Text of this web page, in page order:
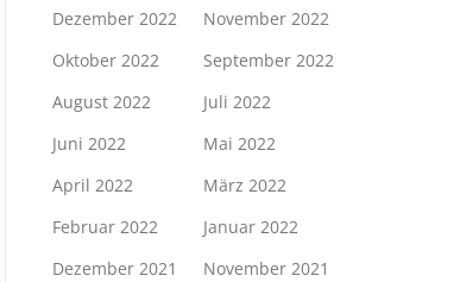
Dezember 2022
November 2022
Oktober 2022
September 2022
August 2022
Juli 2022
Juni 2022
Mai 2022
April 2022
März 2022
Februar 2022
Januar 2022
Dezember 2021
November 2021